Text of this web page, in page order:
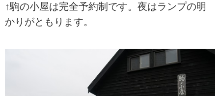
↑駒の小屋は完全予約制です。夜はランプの明
かりがともります。